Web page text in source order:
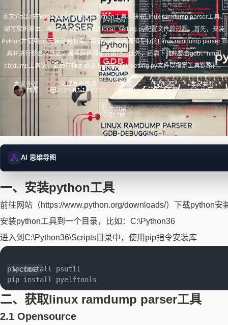
本文介绍了在Windows环境下安装Python工具、获取Linux ramdump parser工具、
编写解析脚本、编译工具链以及增加local_setting.py配置文件的过程。首先，安装
Python并使用pip安装必要的库。接着，获取开源和专有的Linux ramdump parser工
具并进行整合。然后，编写解析脚本并运行。此外，还需下载并整合gdb、nm和
objdump工具链，最后在指定目录下增加local_setting.py文件以指定工具链路径。
本文作者
林渡
文章发布日期
2025-03-14 22:12
热度
403
作者心情
不喜不悲
本文共计
507字
预计阅读
2分钟
AI 思维导图
正在加载思维导图...
一、安装python工具
前往网站（https://www.python.org/downloads/）下载python安
安装python工具到一个目录，比如：C:\Python36
进入到C:\Python36\Scripts目录中，使用pip指令安装库
pip install psutil
二、获取linux ramdump parser工具
2.1 Opensource